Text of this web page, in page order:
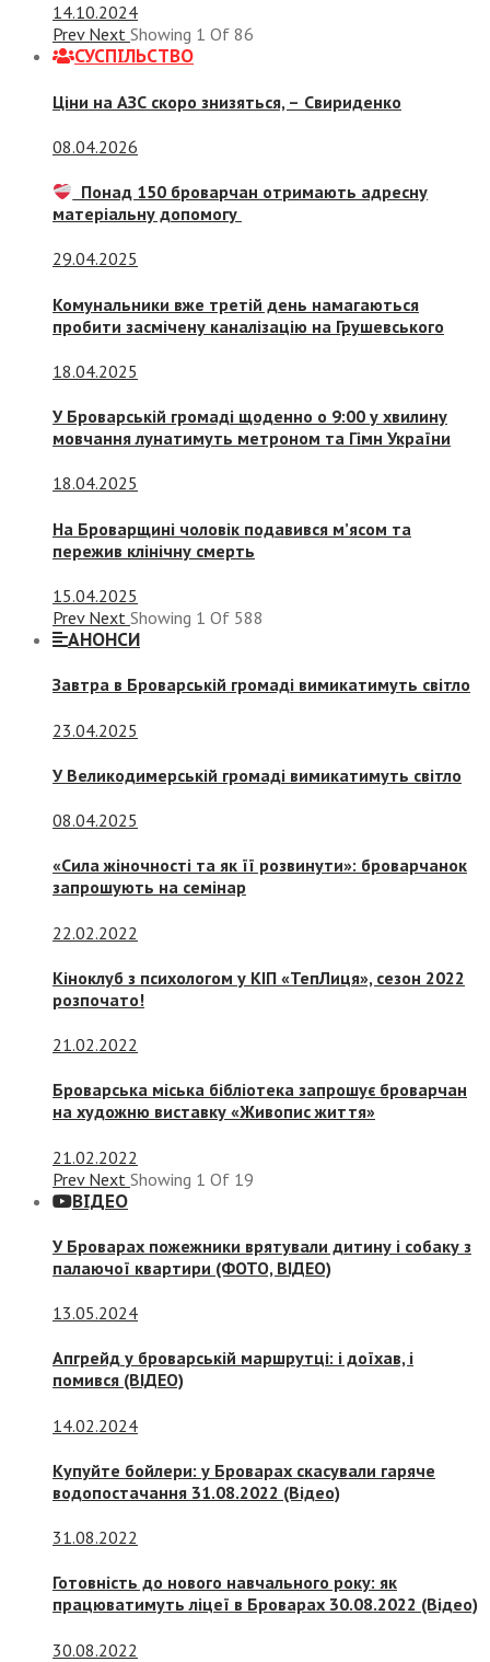
14.10.2024
Prev Next Showing 1 Of 86
СУСПIЛЬСТВО
Ціни на АЗС скоро знизяться, – Свириденко
08.04.2026
Понад 150 броварчан отримають адресну
матеріальну допомогу
29.04.2025
Комунальники вже третій день намагаються
пробити засмічену каналізацію на Грушевського
18.04.2025
У Броварській громаді щоденно о 9:00 у хвилину
мовчання лунатимуть метроном та Гімн України
18.04.2025
На Броварщині чоловік подавився м’ясом та
пережив клінічну смерть
15.04.2025
Prev Next Showing 1 Of 588
АНОНСИ
Завтра в Броварській громаді вимикатимуть світло
23.04.2025
У Великодимерській громаді вимикатимуть світло
08.04.2025
«Сила жіночності та як її розвинути»: броварчанок
запрошують на семінар
22.02.2022
Кіноклуб з психологом у КІП «ТепЛиця», сезон 2022
розпочато!
21.02.2022
Броварська міська бібліотека запрошує броварчан
на художню виставку «Живопис життя»
21.02.2022
Prev Next Showing 1 Of 19
ВІДЕО
У Броварах пожежники врятували дитину і собаку з
палаючої квартири (ФОТО, ВІДЕО)
13.05.2024
Апгрейд у броварській маршрутці: і доїхав, і
помився (ВІДЕО)
14.02.2024
Купуйте бойлери: у Броварах скасували гаряче
водопостачання 31.08.2022 (Відео)
31.08.2022
Готовність до нового навчального року: як
працюватимуть ліцеї в Броварах 30.08.2022 (Відео)
30.08.2022